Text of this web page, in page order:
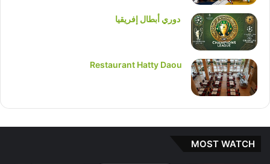
دوري أبطال إفريقيا
Restaurant Hatty Daou
MOST WATCH